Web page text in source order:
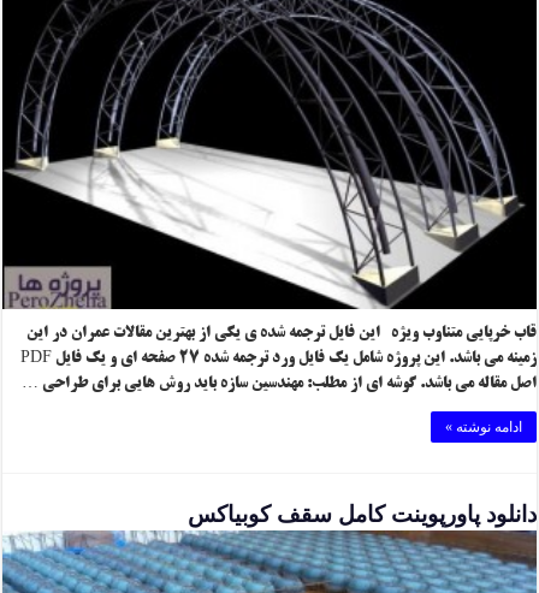
قاب خرپایی متناوب ویژه این فایل ترجمه شده ی یکی از بهترین مقالات عمران در این
زمینه می باشد. این پروژه شامل یک فایل ورد ترجمه شده ۲۷ صفحه ای و یک فایل PDF
اصل مقاله می باشد. گوشه ای از مطلب: مهندسین سازه باید روش هایی برای طراحی …
ادامه نوشته »
دانلود پاورپوینت کامل سقف کوبیاکس